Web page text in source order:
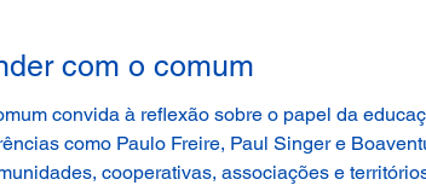
com o comum
convida à reflexão sobre o papel da
como Paulo Freire, Paul Singer e
cooperativas, associações e